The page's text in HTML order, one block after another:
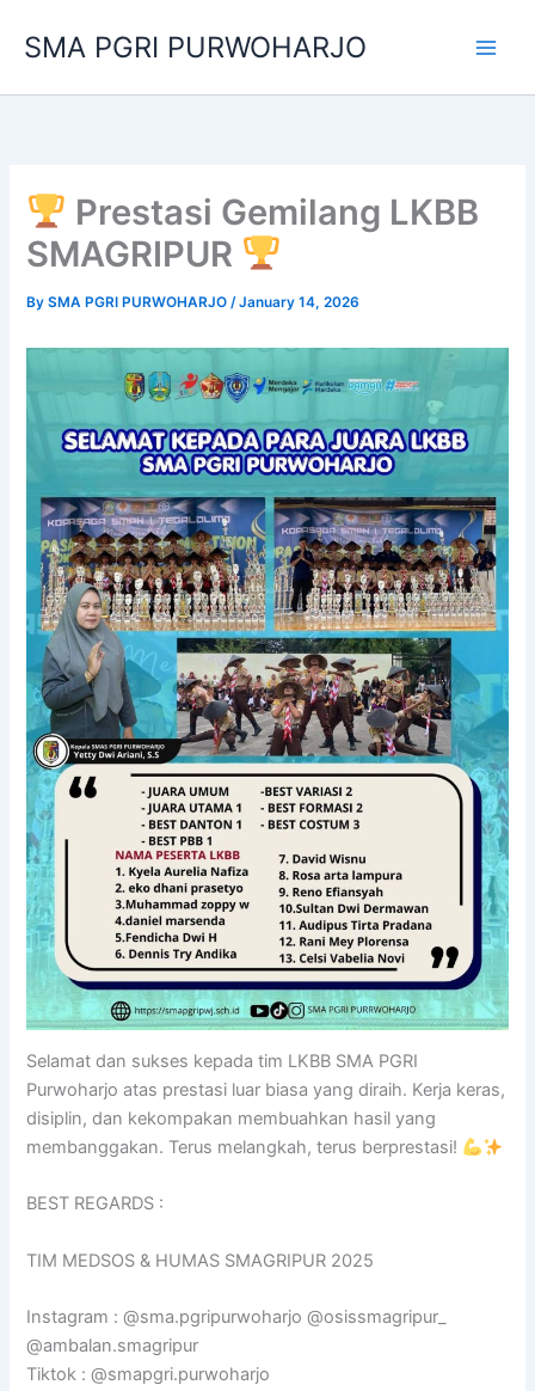
SMA PGRI PURWOHARJO
Prestasi Gemilang LKBB
SMAGRIPUR
BySMA PGRI PURWOHARJO/January 14, 2026
Selamat dan sukses kepada tim LKBB SMA PGRI
Purwoharjo atas prestasi luar biasa yang diraih. Kerja keras,
disiplin, dan kekompakan membuahkan hasil yang
membanggakan. Terus melangkah, terus berprestasi!
BEST REGARDS :
TIM MEDSOS & HUMAS SMAGRIPUR 2025
Instagram : @sma.pgripurwoharjo @osissmagripur_
@ambalan.smagripur
Tiktok : @smapgri.purwoharjo